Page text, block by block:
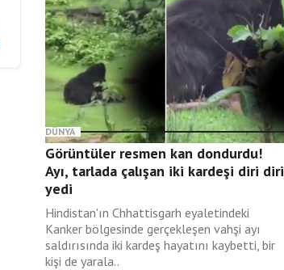
DÜNYA
Görüntüler resmen kan dondurdu!
Ayı, tarlada çalışan iki kardeşi diri diri
yedi
Hindistan'ın Chhattisgarh eyaletindeki
Kanker bölgesinde gerçekleşen vahşi ayı
saldırısında iki kardeş hayatını kaybetti, bir
kişi de yarala..